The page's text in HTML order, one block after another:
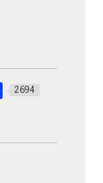
2694